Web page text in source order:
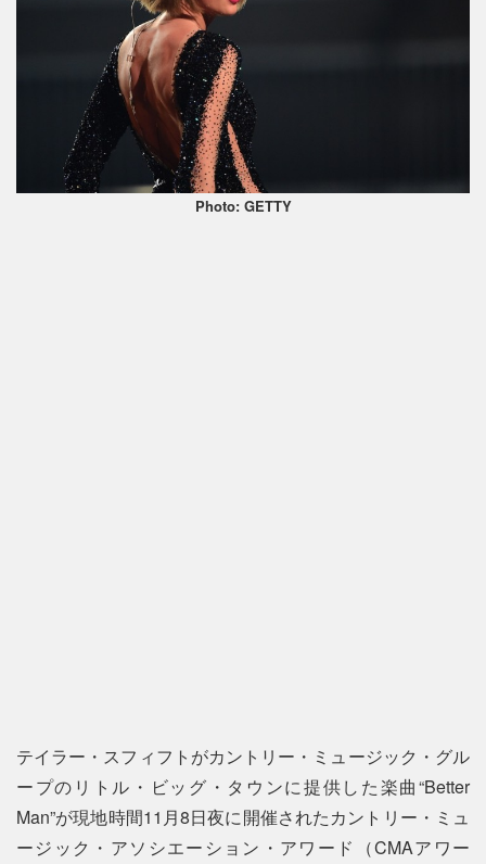
Photo: GETTY
テイラー・スフィフトがカントリー・ミュージック・グル
ープのリトル・ビッグ・タウンに提供した楽曲“Better
Man”が現地時間11月8日夜に開催されたカントリー・ミュ
ージック・アソシエーション・アワード（CMAアワー